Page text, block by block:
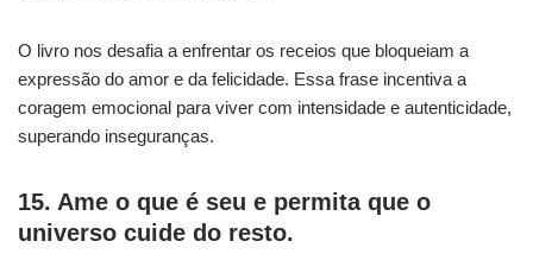
O livro nos desafia a enfrentar os receios que bloqueiam a
expressão do amor e da felicidade. Essa frase incentiva a
coragem emocional para viver com intensidade e autenticidade,
superando inseguranças.
15. Ame o que é seu e permita que o
universo cuide do resto.